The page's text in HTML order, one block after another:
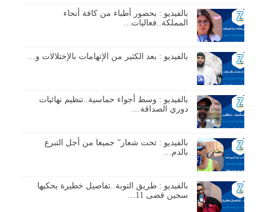
بالفيديو : بحضور أطباء من كافة أنحاء
المملكة..فعاليات…
بالفيديو : بعد الكثير من الإتهامات بالإختلالات و…
بالفيديو : وسط أجواء حماسية..تنظيم نهائيات
دوري الصداقة…
بالفيديو : تحت شعار” جميعا من أجل التبرع
بالدم…
بالفيديو : طريق التوبة..تفاصيل خطيرة يحكيها
سجين قضى 11…